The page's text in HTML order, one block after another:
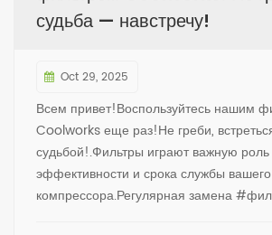
судьба — навстречу!
Oct 29, 2025
Всем привет!Воспользуйтесь нашим
Coolworks еще раз!Не греби,
судьбой!.Фильтры играют важную
эффективности и срока службы вашего
компрессора.Регулярная замена